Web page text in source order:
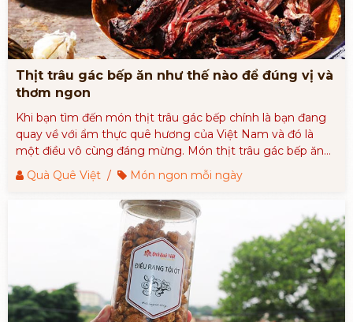
Thịt trâu gác bếp ăn như thế nào để đúng vị và
thơm ngon
Khi bạn tìm đến món thịt trâu gác bếp chính là bạn đang
quay về với ẩm thực quê hương của Việt Nam và đó là
một điều vô cùng đáng mừng. Món thịt trâu gác bếp ăn
như thế nào thì mới chuẩn hương vị và đậm đà bản sắc
dân tộc.
Quà Quê Việt / Món ngon mỗi ngày